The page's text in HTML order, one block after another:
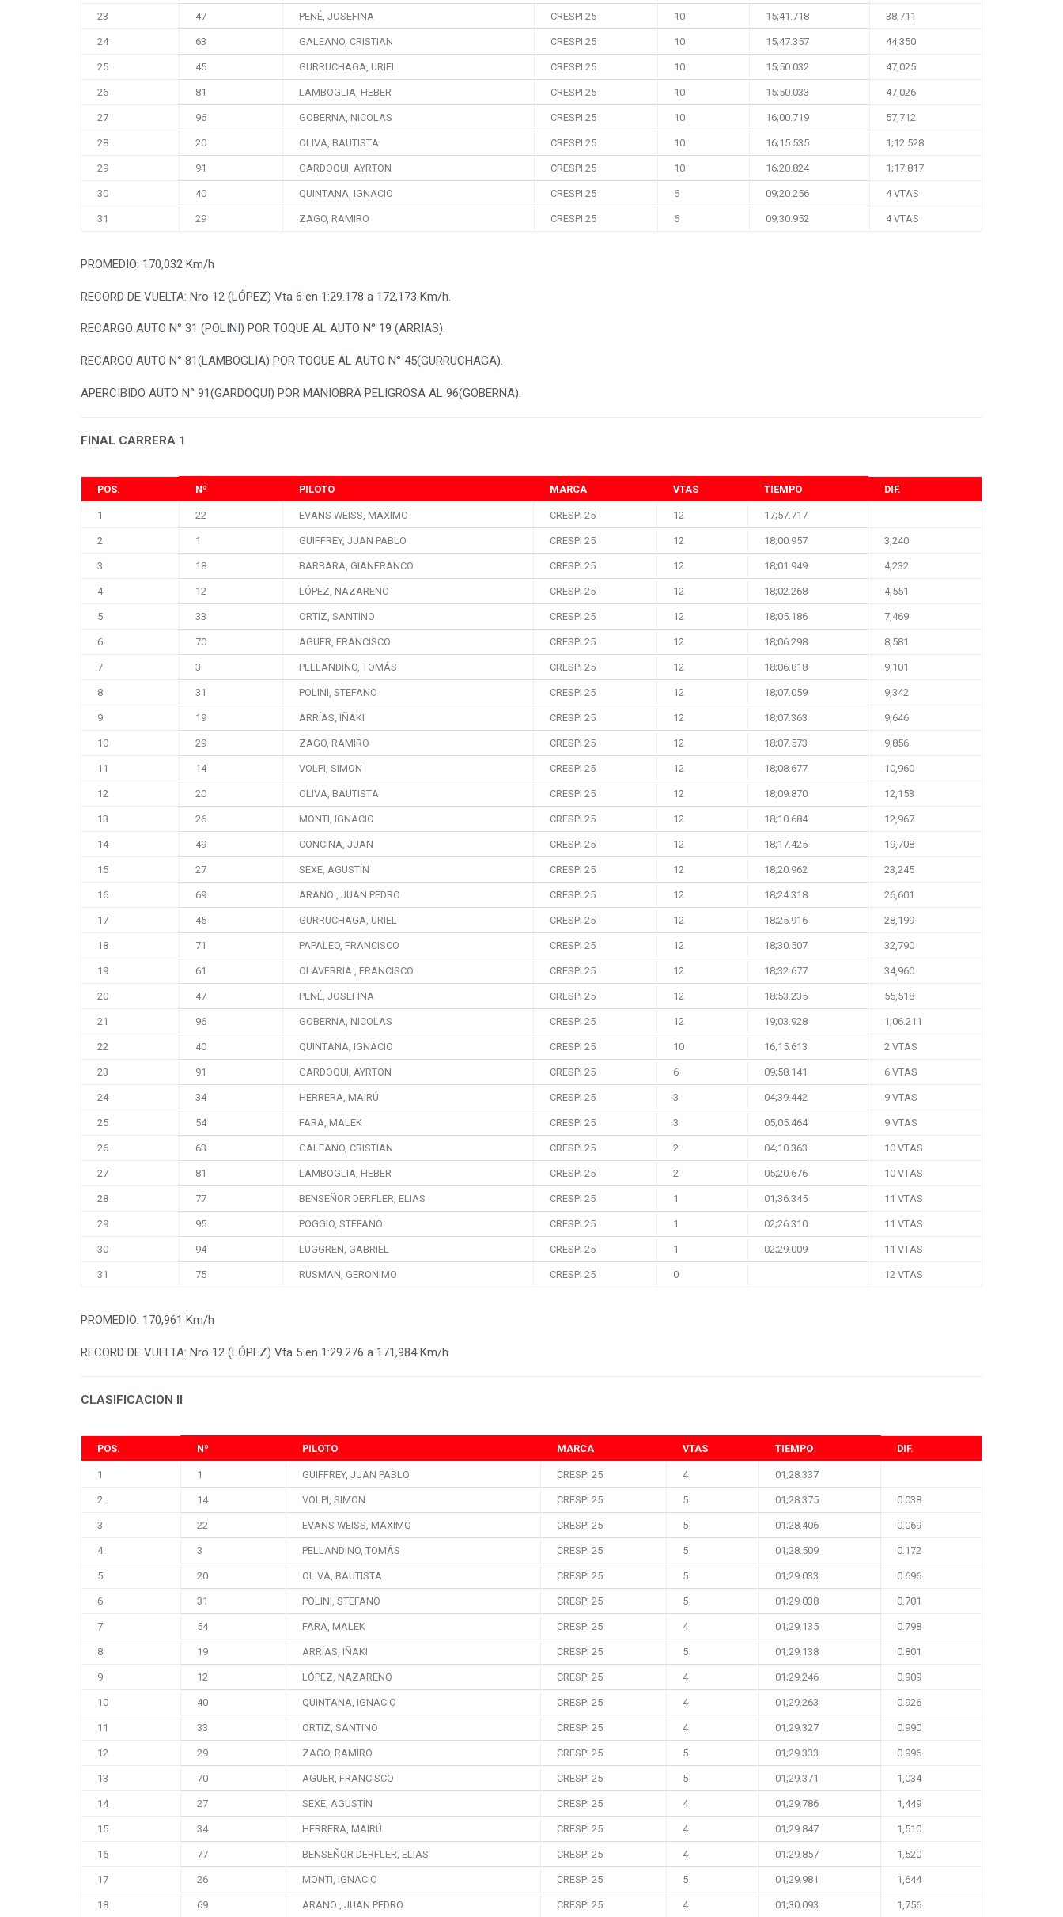
23 47 PENÉ, JOSEFINA CRESPI 25 10 15;41.718 38,711
24 63 GALEANO, CRISTIAN CRESPI 25 10 15;47.357 44,350
25 45 GURRUCHAGA, URIEL CRESPI 25 10 15;50.032 47,025
26 81 LAMBOGLIA, HEBER CRESPI 25 10 15;50.033 47,026
27 96 GOBERNA, NICOLAS CRESPI 25 10 16;00.719 57,712
28 20 OLIVA, BAUTISTA CRESPI 25 10 16;15.535 1;12.528
29 91 GARDOQUI, AYRTON CRESPI 25 10 16;20.824 1;17.817
30 40 QUINTANA, IGNACIO CRESPI 25 6 09;20.256 4 VTAS
31 29 ZAGO, RAMIRO CRESPI 25 6 09;30.952 4 VTAS
PROMEDIO: 170,032 Km/h
RECORD DE VUELTA: Nro 12 (LÓPEZ) Vta 6 en 1:29.178 a 172,173 Km/h.
RECARGO AUTO N° 31 (POLINI) POR TOQUE AL AUTO N° 19 (ARRIAS).
RECARGO AUTO N° 81(LAMBOGLIA) POR TOQUE AL AUTO N° 45(GURRUCHAGA).
APERCIBIDO AUTO N° 91(GARDOQUI) POR MANIOBRA PELIGROSA AL 96(GOBERNA).
FINAL CARRERA 1
POS. Nº PILOTO MARCA VTAS TIEMPO DIF.
1 22 EVANS WEISS, MAXIMO CRESPI 25 12 17;57.717
2 1 GUIFFREY, JUAN PABLO CRESPI 25 12 18;00.957 3,240
3 18 BARBARA, GIANFRANCO CRESPI 25 12 18;01.949 4,232
4 12 LÓPEZ, NAZARENO CRESPI 25 12 18;02.268 4,551
5 33 ORTIZ, SANTINO CRESPI 25 12 18;05.186 7,469
6 70 AGUER, FRANCISCO CRESPI 25 12 18;06.298 8,581
7 3 PELLANDINO, TOMÁS CRESPI 25 12 18;06.818 9,101
8 31 POLINI, STEFANO CRESPI 25 12 18;07.059 9,342
9 19 ARRÍAS, IÑAKI CRESPI 25 12 18;07.363 9,646
10 29 ZAGO, RAMIRO CRESPI 25 12 18;07.573 9,856
11 14 VOLPI, SIMON CRESPI 25 12 18;08.677 10,960
12 20 OLIVA, BAUTISTA CRESPI 25 12 18;09.870 12,153
13 26 MONTI, IGNACIO CRESPI 25 12 18;10.684 12,967
14 49 CONCINA, JUAN CRESPI 25 12 18;17.425 19,708
15 27 SEXE, AGUSTÍN CRESPI 25 12 18;20.962 23,245
16 69 ARANO , JUAN PEDRO CRESPI 25 12 18;24.318 26,601
17 45 GURRUCHAGA, URIEL CRESPI 25 12 18;25.916 28,199
18 71 PAPALEO, FRANCISCO CRESPI 25 12 18;30.507 32,790
19 61 OLAVERRIA , FRANCISCO CRESPI 25 12 18;32.677 34,960
20 47 PENÉ, JOSEFINA CRESPI 25 12 18;53.235 55,518
21 96 GOBERNA, NICOLAS CRESPI 25 12 19;03.928 1;06.211
22 40 QUINTANA, IGNACIO CRESPI 25 10 16;15.613 2 VTAS
23 91 GARDOQUI, AYRTON CRESPI 25 6 09;58.141 6 VTAS
24 34 HERRERA, MAIRÚ CRESPI 25 3 04;39.442 9 VTAS
25 54 FARA, MALEK CRESPI 25 3 05;05.464 9 VTAS
26 63 GALEANO, CRISTIAN CRESPI 25 2 04;10.363 10 VTAS
27 81 LAMBOGLIA, HEBER CRESPI 25 2 05;20.676 10 VTAS
28 77 BENSEÑOR DERFLER, ELIAS CRESPI 25 1 01;36.345 11 VTAS
29 95 POGGIO, STEFANO CRESPI 25 1 02;26.310 11 VTAS
30 94 LUGGREN, GABRIEL CRESPI 25 1 02;29.009 11 VTAS
31 75 RUSMAN, GERONIMO CRESPI 25 0 12 VTAS
PROMEDIO: 170,961 Km/h
RECORD DE VUELTA: Nro 12 (LÓPEZ) Vta 5 en 1:29.276 a 171,984 Km/h
CLASIFICACION II
POS. Nº PILOTO MARCA VTAS TIEMPO DIF.
1 1 GUIFFREY, JUAN PABLO CRESPI 25 4 01;28.337
2 14 VOLPI, SIMON CRESPI 25 5 01;28.375 0.038
3 22 EVANS WEISS, MAXIMO CRESPI 25 5 01;28.406 0.069
4 3 PELLANDINO, TOMÁS CRESPI 25 5 01;28.509 0.172
5 20 OLIVA, BAUTISTA CRESPI 25 5 01;29.033 0.696
6 31 POLINI, STEFANO CRESPI 25 5 01;29.038 0.701
7 54 FARA, MALEK CRESPI 25 4 01;29.135 0.798
8 19 ARRÍAS, IÑAKI CRESPI 25 5 01;29.138 0.801
9 12 LÓPEZ, NAZARENO CRESPI 25 4 01;29.246 0.909
10 40 QUINTANA, IGNACIO CRESPI 25 4 01;29.263 0.926
11 33 ORTIZ, SANTINO CRESPI 25 4 01;29.327 0.990
12 29 ZAGO, RAMIRO CRESPI 25 5 01;29.333 0.996
13 70 AGUER, FRANCISCO CRESPI 25 5 01;29.371 1,034
14 27 SEXE, AGUSTÍN CRESPI 25 4 01;29.786 1,449
15 34 HERRERA, MAIRÚ CRESPI 25 4 01;29.847 1,510
16 77 BENSEÑOR DERFLER, ELIAS CRESPI 25 4 01;29.857 1,520
17 26 MONTI, IGNACIO CRESPI 25 5 01;29.981 1,644
18 69 ARANO , JUAN PEDRO CRESPI 25 4 01;30.093 1,756